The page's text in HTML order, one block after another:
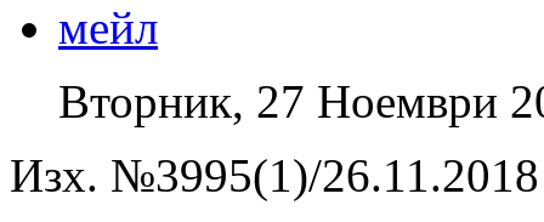
Вторник, 27 Ноември
Изх. №3995(1)/26.11.2018